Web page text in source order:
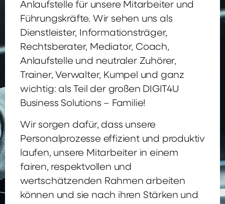
Anlaufstelle für unsere Mitarbeiter und
Führungskräfte. Wir sehen uns als
Dienstleister, Informationsträger,
Rechtsberater, Mediator, Coach,
Anlaufstelle und neutraler Zuhörer,
Trainer, Verwalter, Kumpel und ganz
wichtig: als Teil der großen DIGIT4U
Business Solutions – Familie!
Wir sorgen dafür, dass unsere
Personalprozesse effizient und produktiv
laufen, unsere Mitarbeiter in einem
fairen, respektvollen und
wertschätzenden Rahmen arbeiten
können und sie nach ihren Stärken und